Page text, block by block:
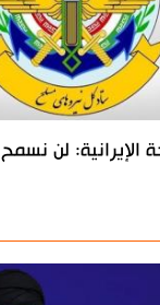
الإيرانية: لن